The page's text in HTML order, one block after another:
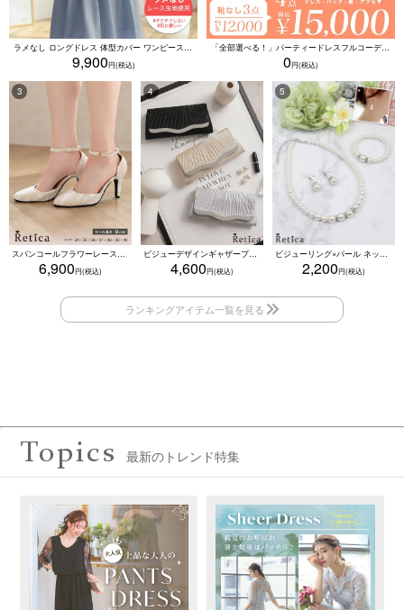
ラメなし ロングドレス 体型カバー ワンピース 敏感肌対応 結婚式 二次会 お呼ばれ 大人 上品 (Sサイズ～5Lサイズ)
9,900
「全部選べる！」パーティードレスフルコーデセット (ドレス1点＋バッグ1点＋アクセ1点+靴1足/4点15000円(税込)/靴なしで12000円(税込))
0
スパンコールフラワーレースアンクルストラップハイヒールセパレートパンプス (ベージュ)
6,900
ビジューデザインギャザープリーツ入り2wayバッグ(ベージュ/シルバー/ブラック)
4,600
ビジューリング×パール ネックレス・ブレスレット・ピアス 3点セット（ホワイト）
2,200
Topics 最新のトレンド特集